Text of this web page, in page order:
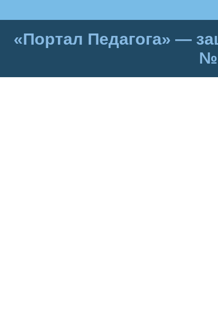
«Портал Педагога» —